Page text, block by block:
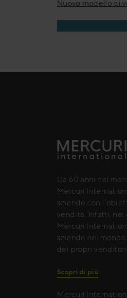
Nuovo modello di
Da 60 anni nel
Mercuri
aziende con
vendita. Infatti, nel
Mercuri
aziende nel
dei propri
Scopri di più
Mercuri